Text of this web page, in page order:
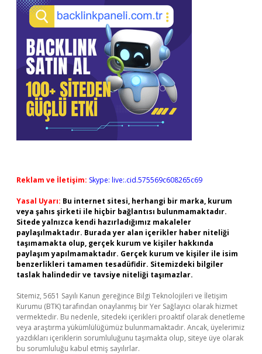
Reklam ve İletişim: Skype: live:.cid.575569c608265c69
Yasal Uyarı: Bu internet sitesi, herhangi bir marka, kurum
veya şahıs şirketi ile hiçbir bağlantısı bulunmamaktadır.
Sitede yalnızca kendi hazırladığımız makaleler
paylaşılmaktadır. Burada yer alan içerikler haber niteliği
taşımamakta olup, gerçek kurum ve kişiler hakkında
paylaşım yapılmamaktadır. Gerçek kurum ve kişiler ile isim
benzerlikleri tamamen tesadüfidir. Sitemizdeki bilgiler
taslak halindedir ve tavsiye niteliği taşımazlar.
Sitemiz, 5651 Sayılı Kanun gereğince Bilgi Teknolojileri ve İletişim
Kurumu (BTK) tarafından onaylanmış bir Yer Sağlayıcı olarak hizmet
vermektedir. Bu nedenle, sitedeki içerikleri proaktif olarak denetleme
veya araştırma yükümlülüğümüz bulunmamaktadır. Ancak, üyelerimiz
yazdıkları içeriklerin sorumluluğunu taşımakta olup, siteye üye olarak
bu sorumluluğu kabul etmiş sayılırlar.